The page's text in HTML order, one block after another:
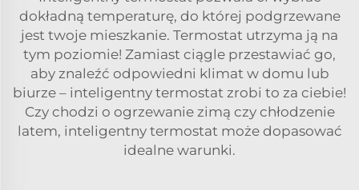
dokładną temperaturę, do której podgrzewane
jest twoje mieszkanie. Termostat utrzyma ją na
tym poziomie! Zamiast ciągle przestawiać go,
aby znaleźć odpowiedni klimat w domu lub
biurze – inteligentny termostat zrobi to za ciebie!
Czy chodzi o ogrzewanie zimą czy chłodzenie
latem, inteligentny termostat może dopasować
idealne warunki.